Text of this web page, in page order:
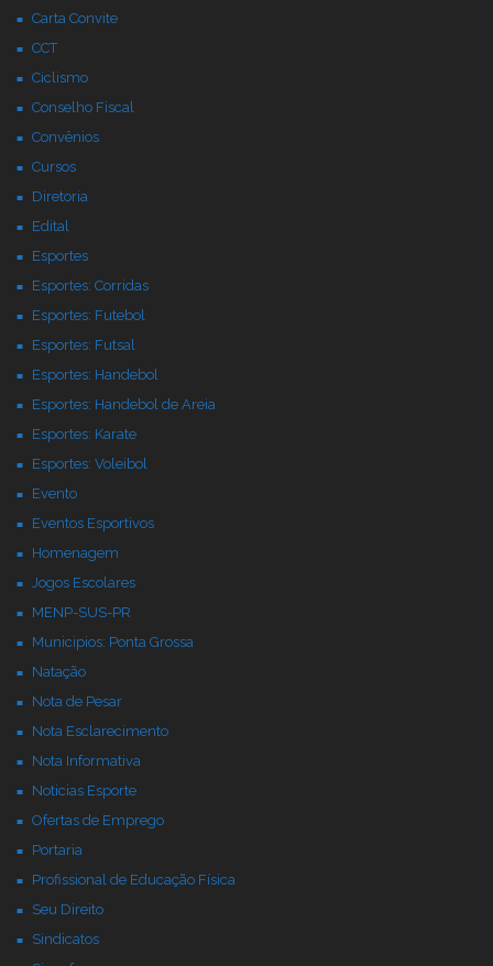
Carta Convite
CCT
Ciclismo
Conselho Fiscal
Convênios
Cursos
Diretoria
Edital
Esportes
Esportes: Corridas
Esportes: Futebol
Esportes: Futsal
Esportes: Handebol
Esportes: Handebol de Areia
Esportes: Karate
Esportes: Voleibol
Evento
Eventos Esportivos
Homenagem
Jogos Escolares
MENP-SUS-PR
Municipios: Ponta Grossa
Natação
Nota de Pesar
Nota Esclarecimento
Nota Informativa
Noticias Esporte
Ofertas de Emprego
Portaria
Profissional de Educação Física
Seu Direito
Sindicatos